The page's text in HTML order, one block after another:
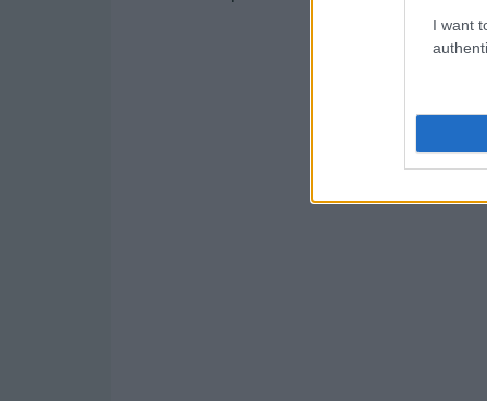
I want